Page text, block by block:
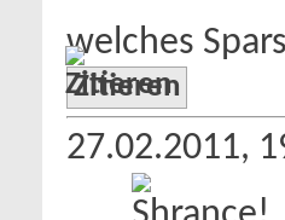
welches
Zitieren
27.02.2011,